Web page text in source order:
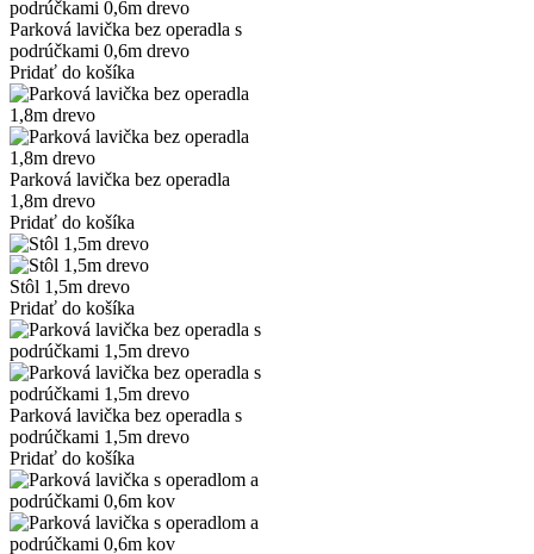
Parková lavička bez operadla s
podrúčkami 0,6m drevo
Pridať do košíka
Parková lavička bez operadla
1,8m drevo
Pridať do košíka
Stôl 1,5m drevo
Pridať do košíka
Parková lavička bez operadla s
podrúčkami 1,5m drevo
Pridať do košíka